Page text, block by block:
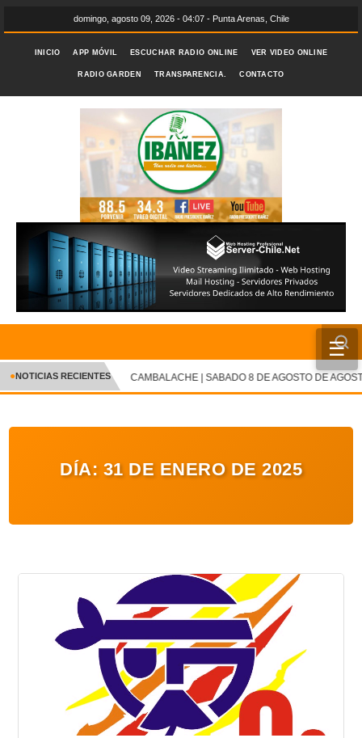
domingo, agosto 09, 2026 - 04:07 - Punta Arenas, Chile
INICIO APP MÓVIL ESCUCHAR RADIO ONLINE VER VIDEO ONLINE
RADIO GARDEN TRANSPARENCIA. CONTACTO
☰
INICIO
CRÓNICA
ENTRETENIMIENTO Y CULTURA
VIDEOS
GALERIA DE FOTOS
APP MÓVIL
NOTICIAS RECIENTES CAMBALACHE | SABADO 8 DE AGOSTO DE
DÍA: 31 DE ENERO DE 2025